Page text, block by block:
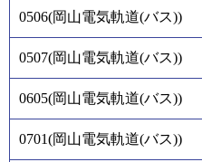
0506(岡山電気軌道(バス))
0507(岡山電気軌道(バス))
0605(岡山電気軌道(バス))
0701(岡山電気軌道(バス))